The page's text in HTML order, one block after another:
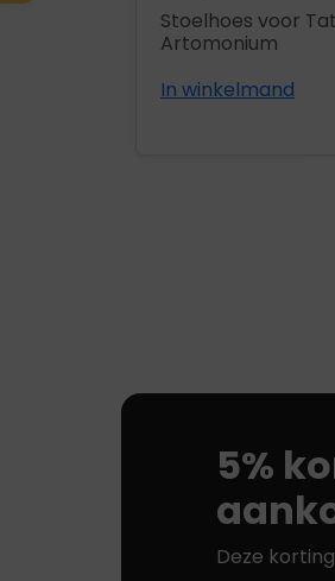
Stoelhoes voor
Artomonium
In winkelmand
5%
Deze